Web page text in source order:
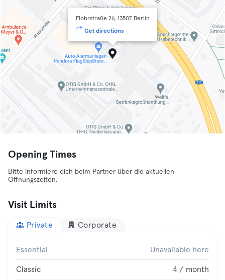
Flohrstraße 26, 13507 Berlin
Get directions
Opening Times
Bitte informiere dich beim Partner über die aktuellen
Öffnungszeiten.
Visit Limits
Private Corporate
Essential Unavailable here
Classic 4 / month